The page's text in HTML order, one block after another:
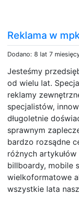
Reklama w
Dodano: 8 lat 7
Jesteśmy
od wielu lat.
reklamy
specjalistów,
długoletnie
sprawnym
bardzo rozsądne
różnych
billboardy, mobile
wielkoformatowe
wszystkie lata